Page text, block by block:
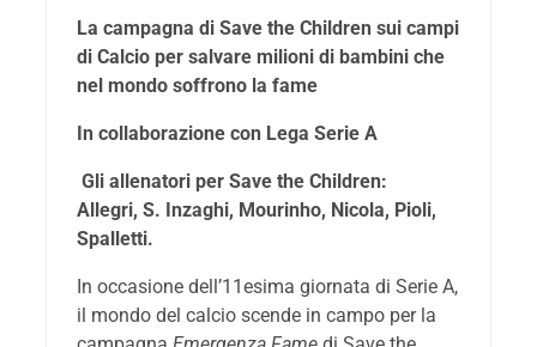
La campagna di Save the Children sui campi
di Calcio per salvare milioni di bambini che
nel mondo soffrono la fame
In collaborazione con Lega Serie A
Gli allenatori per Save the Children:
Allegri, S. Inzaghi, Mourinho, Nicola, Pioli,
Spalletti.
In occasione dell’11esima giornata di Serie A,
il mondo del calcio scende in campo per la